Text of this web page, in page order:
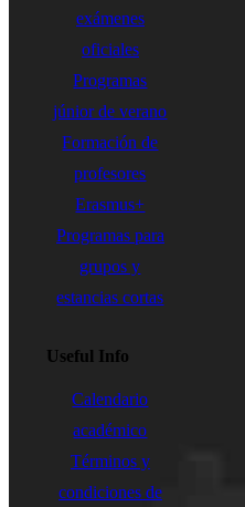
exámenes
oficiales
Programas
júnior de verano
Formación de
profesores
Erasmus+
Programas para
grupos y
estancias cortas
Useful Info
Calendario
académico
Términos y
condiciones de